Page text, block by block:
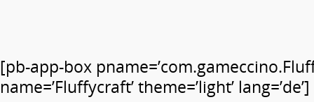
[pb-app-box
name=’Fluffycraft’ theme=’light’ lang=’de’]